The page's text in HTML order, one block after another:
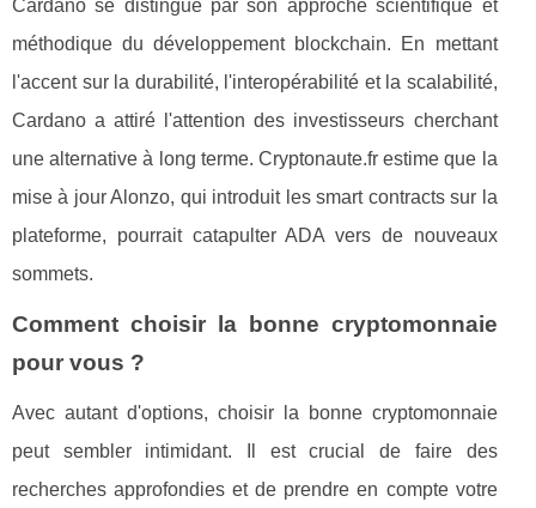
Cardano se distingue par son approche scientifique et
méthodique du développement blockchain. En mettant
l'accent sur la durabilité, l'interopérabilité et la scalabilité,
Cardano a attiré l'attention des investisseurs cherchant
une alternative à long terme. Cryptonaute.fr estime que la
mise à jour Alonzo, qui introduit les smart contracts sur la
plateforme, pourrait catapulter ADA vers de nouveaux
sommets.
Comment choisir la bonne cryptomonnaie
pour vous ?
Avec autant d'options, choisir la bonne cryptomonnaie
peut sembler intimidant. Il est crucial de faire des
recherches approfondies et de prendre en compte votre